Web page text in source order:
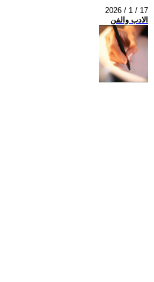
2026 / 1 / 17
الادب والفن